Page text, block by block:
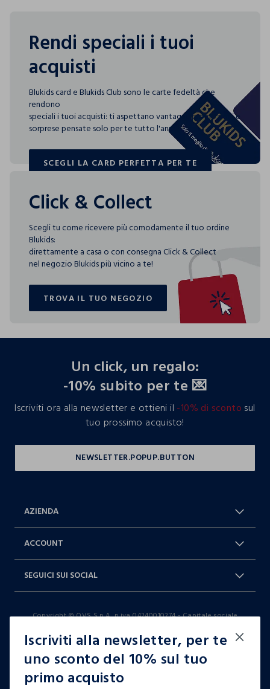
Rendi speciali i tuoi
acquisti
Blukids card e Blukids Club sono le carte fedeltà che
rendono
speciali i tuoi acquisti: ti aspettano vantaggi, promozioni e
sorprese pensate solo per te tutto l'anno!
SCEGLI LA CARD PERFETTA PER TE
SCEGLI LA CARD PERFETTA PER TE
Click & Collect
Scegli tu come ricevere più comodamente il tuo ordine
Blukids:
direttamente a casa o con consegna Click & Collect
nel negozio Blukids più vicino a te!
TROVA IL TUO NEGOZIO
TROVA IL TUO NEGOZIO
Iscriviti alla newsletter, per te
uno sconto del 10% sul tuo
primo acquisto
Un click, un regalo:
-10% subito per te 💌
Iscriviti ora alla newsletter e ottieni il -10% di sconto sul
tuo prossimo acquisto!
AZIENDA
Dichiarazione accessibilità
ACCOUNT
9-17)
SEGUICI SUI SOCIAL
TikTok
Copyright © OVS S.p.A, p.iva 04240010274 - Capitale sociale
it |italiano